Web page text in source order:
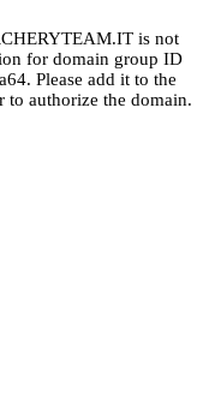
is not
for domain group ID
Please add it to the
to authorize the domain.